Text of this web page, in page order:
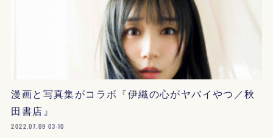
漫画と写真集がコラボ『伊織の心がヤバイやつ／秋
田書店』
2022.07.09 03:10